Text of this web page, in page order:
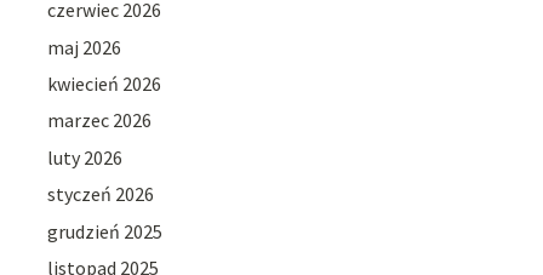
czerwiec 2026
maj 2026
kwiecień 2026
marzec 2026
luty 2026
styczeń 2026
grudzień 2025
listopad 2025